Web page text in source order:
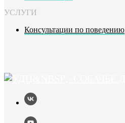
УСЛУГИ
Консультации по поведению